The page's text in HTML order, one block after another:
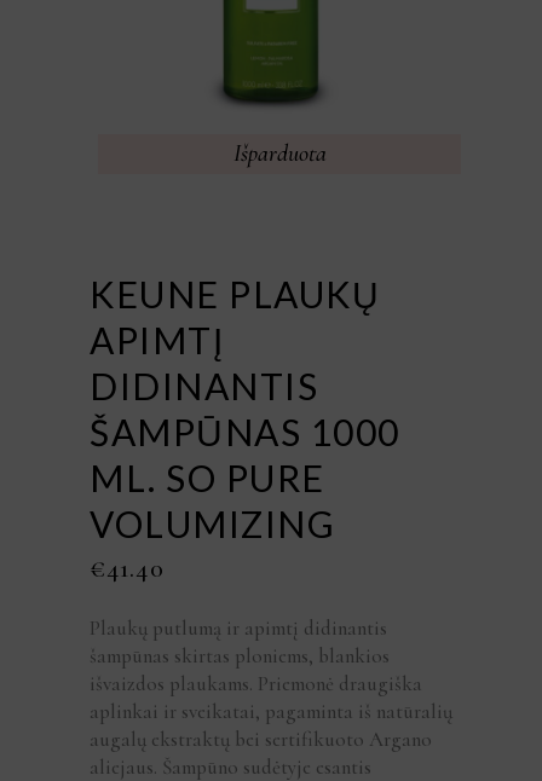
Išparduota
KEUNE PLAUKŲ
APIMTĮ
DIDINANTIS
ŠAMPŪNAS 1000
ML. SO PURE
VOLUMIZING
€41.40
Plaukų putlumą ir apimtį didinantis
šampūnas skirtas ploniems, blankios
išvaizdos plaukams. Priemonė draugiška
aplinkai ir sveikatai, pagaminta iš natūralių
augalų ekstraktų bei sertifikuoto Argano
aliejaus. Šampūno sudėtyje esantis